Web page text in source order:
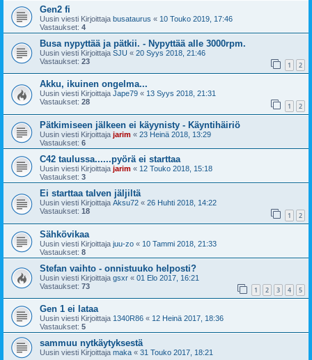
Gen2 fi
Uusin viesti Kirjoittaja busataurus « 10 Touko 2019, 17:46
Vastaukset: 4
Busa nypyttää ja pätkii. - Nypyttää alle 3000rpm.
Uusin viesti Kirjoittaja SJU « 20 Syys 2018, 21:46
Vastaukset: 23 1 2
Akku, ikuinen ongelma...
Uusin viesti Kirjoittaja Jape79 « 13 Syys 2018, 21:31
Vastaukset: 28 1 2
Pätkimiseen jälkeen ei käyynisty - Käyntihäiriö
Uusin viesti Kirjoittaja jarim « 23 Heinä 2018, 13:29
Vastaukset: 6
C42 taulussa......pyörä ei starttaa
Uusin viesti Kirjoittaja jarim « 12 Touko 2018, 15:18
Vastaukset: 3
Ei starttaa talven jäljiltä
Uusin viesti Kirjoittaja Aksu72 « 26 Huhti 2018, 14:22
Vastaukset: 18 1 2
Sähkövikaa
Uusin viesti Kirjoittaja juu-zo « 10 Tammi 2018, 21:33
Vastaukset: 8
Stefan vaihto - onnistuuko helposti?
Uusin viesti Kirjoittaja gsxr « 01 Elo 2017, 16:21
Vastaukset: 73 1 2 3 4 5
Gen 1 ei lataa
Uusin viesti Kirjoittaja 1340R86 « 12 Heinä 2017, 18:36
Vastaukset: 5
sammuu nytkäytyksestä
Uusin viesti Kirjoittaja maka « 31 Touko 2017, 18:21